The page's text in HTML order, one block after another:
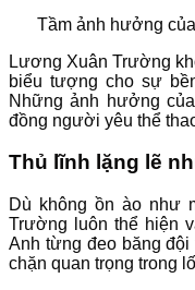
Tầm ảnh hưởng
Lương Xuân Trường
biểu tượng cho sự
Những ảnh hưởng
đồng người yêu thể
Thủ lĩnh lặng lẽ
Dù không ồn ào như
Trường luôn thể hiện
Anh từng đeo băng
chặn quan trọng trong